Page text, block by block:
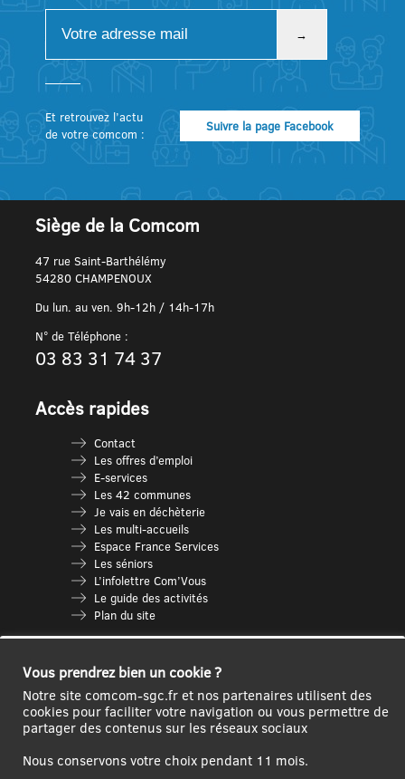
Et retrouvez l’actu
de votre comcom :
Suivre la page Facebook
Siège de la Comcom
47 rue Saint-Barthélémy
54280 CHAMPENOUX
Du lun. au ven. 9h-12h / 14h-17h
N° de Téléphone :
03 83 31 74 37
Accès rapides
Contact
Les offres d’emploi
E-services
Les 42 communes
Je vais en déchèterie
Les multi-accueils
Espace France Services
Les séniors
L’infolettre Com’Vous
Le guide des activités
Plan du site
Vous prendrez bien un cookie ?
Notre site comcom-sgc.fr et nos partenaires utilisent des
cookies pour faciliter votre navigation ou vous permettre de
partager des contenus sur les réseaux sociaux
Nous conservons votre choix pendant 11 mois.